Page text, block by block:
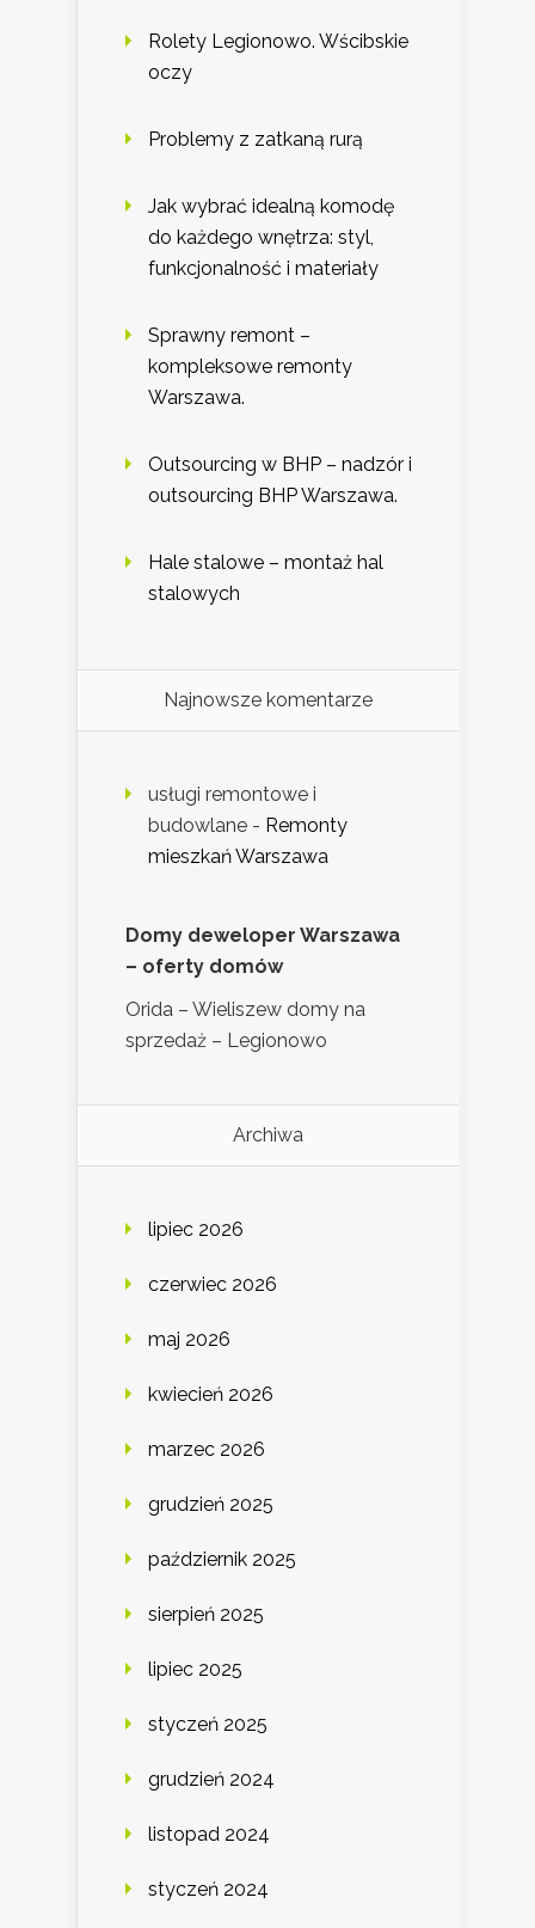
Rolety Legionowo. Wścibskie
oczy
Problemy z zatkaną rurą
Jak wybrać idealną komodę
do każdego wnętrza: styl,
funkcjonalność i materiały
Sprawny remont –
kompleksowe remonty
Warszawa.
Outsourcing w BHP – nadzór i
outsourcing BHP Warszawa.
Hale stalowe – montaż hal
stalowych
Najnowsze komentarze
usługi remontowe i
budowlane - Remonty
mieszkań Warszawa
Domy deweloper Warszawa
– oferty domów
Orida – Wieliszew domy na
sprzedaż – Legionowo
Archiwa
lipiec 2026
czerwiec 2026
maj 2026
kwiecień 2026
marzec 2026
grudzień 2025
październik 2025
sierpień 2025
lipiec 2025
styczeń 2025
grudzień 2024
listopad 2024
styczeń 2024